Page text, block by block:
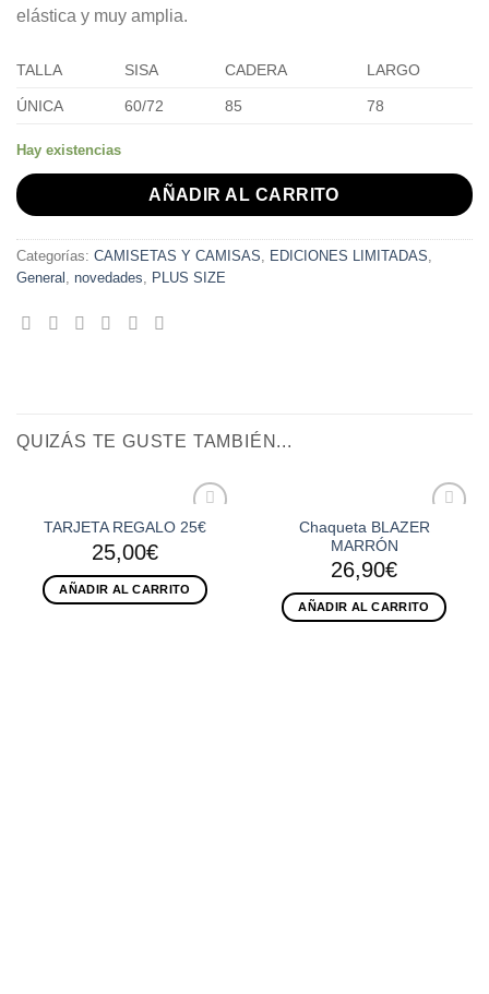
elástica y muy amplia.
TALLA SISA CADERA LARGO
ÚNICA 60/72 85 78
Hay existencias
AÑADIR AL CARRITO
Categorías: CAMISETAS Y CAMISAS EDICIONES LIMITADAS
General
novedades PLUS SIZE
QUIZÁS TE GUSTE TAMBIÉN...
Añadir
deseos
TARJETA REGALO 25€
25,00€
AÑADIR AL CARRITO
Añadir
Chaqueta BLAZER
MARRÓN
26,90€
AÑADIR AL CARRITO